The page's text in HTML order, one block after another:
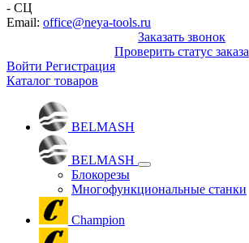
- СЦ
Email: office@neya-tools.ru
Заказать звонок
Проверить статус заказа
Войти Регистрация
Каталог товаров
BELMASH
BELMASH
Блокорезы
Многофункциональные станки
Champion